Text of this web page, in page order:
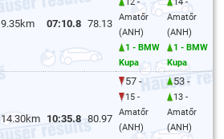
9.35km 07:10.8 78.13
Amatőr
(ANH)
1 - BMW
Kupa
Amatőr
(ANH)
1 - BMW
Kupa
14.30km 10:35.8 80.97
57 -
15 -
Amatőr
(ANH)
53 -
13 -
Amatőr
(ANH)